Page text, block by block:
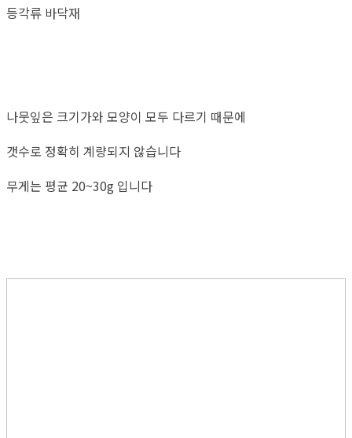
등각류 바닥재
나뭇잎은 크기가와 모양이 모두 다르기 때문에
갯수로 정확히 계량되지 않습니다
무게는 평균 20~30g 입니다